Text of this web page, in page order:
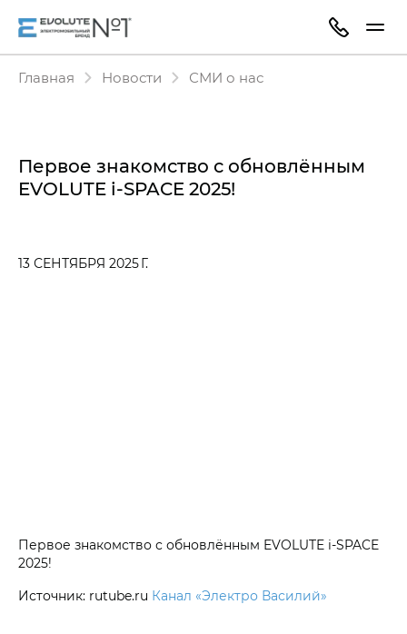
Главная Новости СМИ о нас
Первое знакомство с обновлённым
EVOLUTE i‑SPACE 2025!
13 СЕНТЯБРЯ 2025 Г.
Первое знакомство с обновлённым EVOLUTE i‑SPACE
2025!
Источник: rutube.ru Канал «Электро Василий»